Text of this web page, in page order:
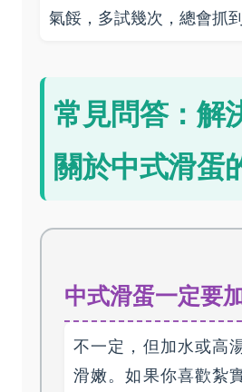
氣餒，多試幾次，總會抓到
常見問答：解
關於中式滑蛋
中式滑蛋一定要
不一定，但加水或高
滑嫩。如果你喜歡紮